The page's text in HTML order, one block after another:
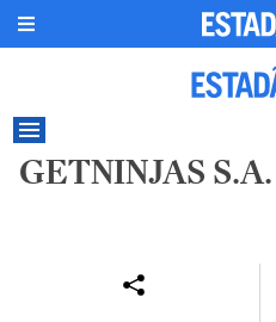
GETNINJAS